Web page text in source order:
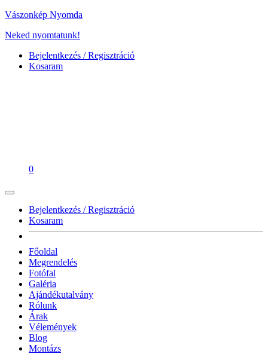
Vászonkép Nyomda
Neked nyomtatunk!
Bejelentkezés / Regisztráció
Kosaram
0
Bejelentkezés / Regisztráció
Kosaram
Főoldal
Megrendelés
Fotófal
Galéria
Ajándékutalvány
Rólunk
Árak
Vélemények
Blog
Montázs